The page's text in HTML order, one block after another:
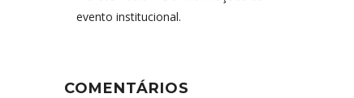
evento institucional.
COMENTÁRIOS